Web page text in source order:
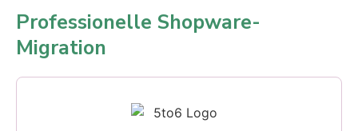
Professionelle Shopware-
Migration